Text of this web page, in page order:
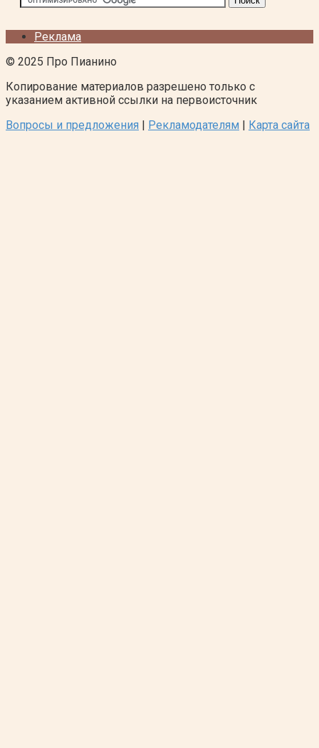
Реклама
© 2025 Про Пианино
Копирование материалов разрешено только с
указанием активной ссылки на первоисточник
Вопросы и предложения | Рекламодателям | Карта сайта